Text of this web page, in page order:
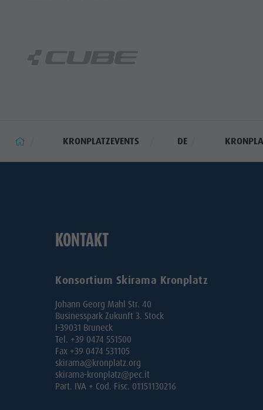
KRONPLATZEVENTS DE
KONTAKT
Konsortium Skirama Kronplatz
Johann Georg Mahl Str. 40
Businesspark Zukunft 3. Stock
I-39031 Bruneck
Tel. +39 0474 551500
Fax +39 0474 531105
skirama@kronplatz.org
skirama-kronplatz@pec.it
Part. IVA + Cod. Fisc. 01151130216